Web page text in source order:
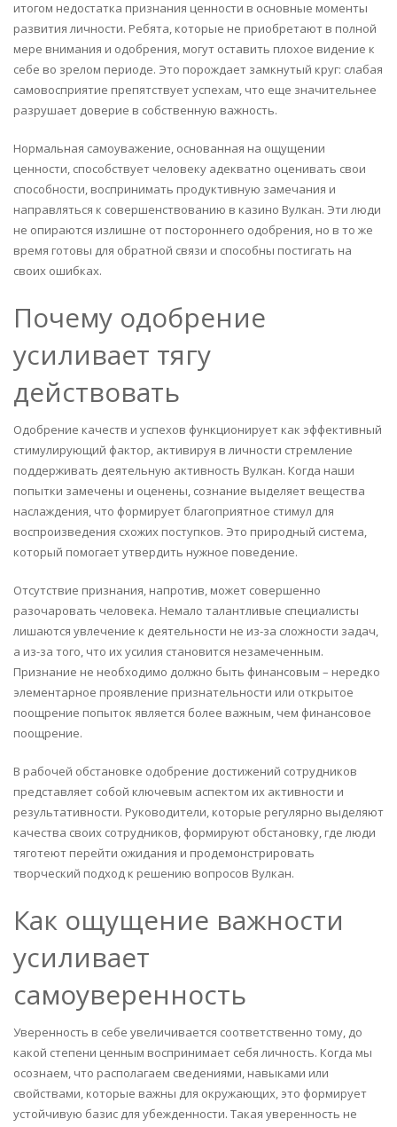
итогом недостатка признания ценности в основные моменты
развития личности. Ребята, которые не приобретают в полной
мере внимания и одобрения, могут оставить плохое видение к
себе во зрелом периоде. Это порождает замкнутый круг: слабая
самовосприятие препятствует успехам, что еще значительнее
разрушает доверие в собственную важность.
Нормальная самоуважение, основанная на ощущении
ценности, способствует человеку адекватно оценивать свои
способности, воспринимать продуктивную замечания и
направляться к совершенствованию в казино Вулкан. Эти люди
не опираются излишне от постороннего одобрения, но в то же
время готовы для обратной связи и способны постигать на
своих ошибках.
Почему одобрение
усиливает тягу
действовать
Одобрение качеств и успехов функционирует как эффективный
стимулирующий фактор, активируя в личности стремление
поддерживать деятельную активность Вулкан. Когда наши
попытки замечены и оценены, сознание выделяет вещества
наслаждения, что формирует благоприятное стимул для
воспроизведения схожих поступков. Это природный система,
который помогает утвердить нужное поведение.
Отсутствие признания, напротив, может совершенно
разочаровать человека. Немало талантливые специалисты
лишаются увлечение к деятельности не из-за сложности задач,
а из-за того, что их усилия становится незамеченным.
Признание не необходимо должно быть финансовым – нередко
элементарное проявление признательности или открытое
поощрение попыток является более важным, чем финансовое
поощрение.
В рабочей обстановке одобрение достижений сотрудников
представляет собой ключевым аспектом их активности и
результативности. Руководители, которые регулярно выделяют
качества своих сотрудников, формируют обстановку, где люди
тяготеют перейти ожидания и продемонстрировать
творческий подход к решению вопросов Вулкан.
Как ощущение важности
усиливает
самоуверенность
Уверенность в себе увеличивается соответственно тому, до
какой степени ценным воспринимает себя личность. Когда мы
осознаем, что располагаем сведениями, навыками или
свойствами, которые важны для окружающих, это формирует
устойчивую базис для убежденности. Такая уверенность не